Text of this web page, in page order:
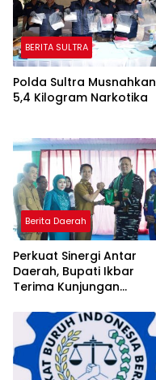
BERITA SULTRA
Polda Sultra Musnahkan
5,4 Kilogram Narkotika
Berita Daerah
Perkuat Sinergi Antar
Daerah, Bupati Ikbar
Terima Kunjungan
Kendari